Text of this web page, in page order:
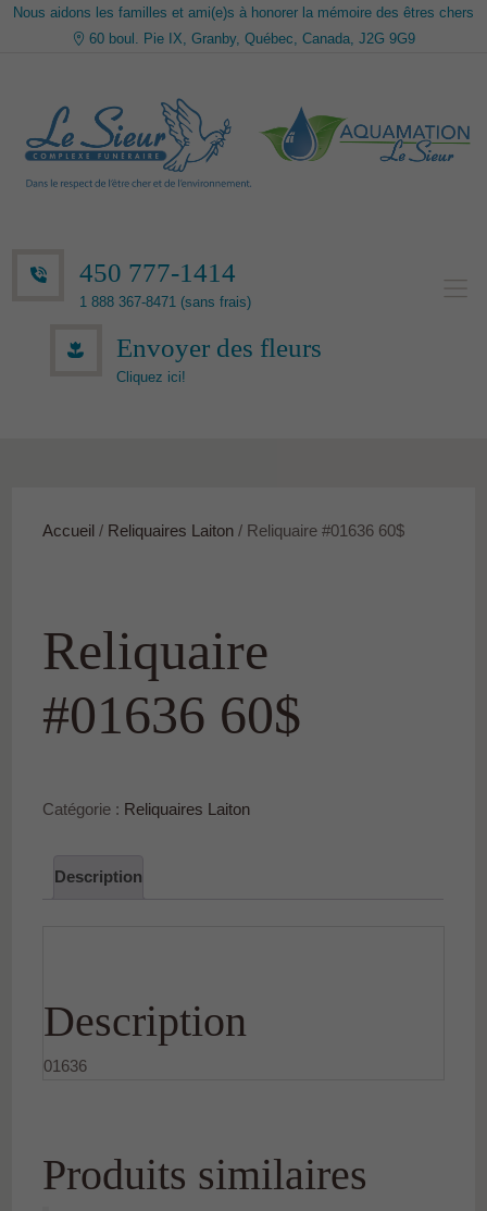
Nous aidons les familles et ami(e)s à honorer la mémoire des êtres chers
60 boul. Pie IX, Granby, Québec, Canada, J2G 9G9
450 777-1414
1 888 367-8471 (sans frais)
Envoyer des fleurs
Cliquez ici!
Accueil / Reliquaires Laiton / Reliquaire #01636 60$
Reliquaire
#01636 60$
Catégorie : Reliquaires Laiton
Description
Description
01636
Produits similaires